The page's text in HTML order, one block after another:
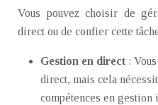
Vous pouvez choisir de
direct ou de confier cette
Gestion en direct :
direct, mais cela
compétences en